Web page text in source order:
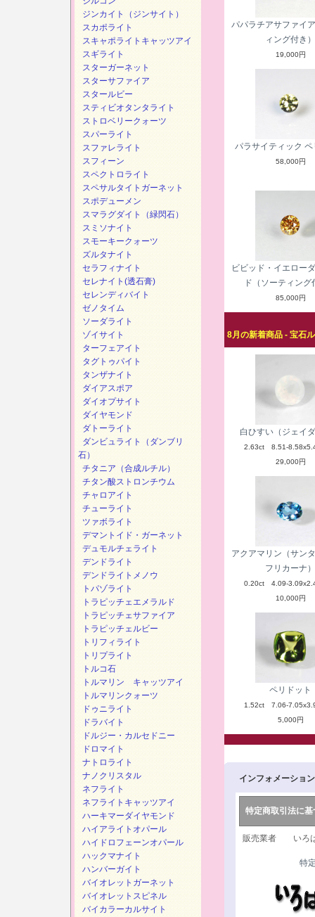
パパラチアサファイ
ィング付き）
19,000円
パラサイティック ペ
58,000円
ビビッド・イエロー
ド（ソーティング
85,000円
8月の新着商品 - 宝石
白ひすい（ジェイ
2.63ct 8.51-
29,000円
アクアマリン（サン
フリカーナ）
0.20ct 4.09-
10,000円
ペリドット
1.52ct 7.06-
5,000円
インフォメーション
特定商取引法に基
販売業者 いろ
特
ジンカイト（ジンサイト）
スカポライト
スキャポライトキャッツアイ
スギライト
スターガーネット
スターサファイア
スタールビー
スティビオタンタライト
ストロベリークォーツ
スパーライト
スファレライト
スフィーン
スペクトロライト
スペサルタイトガーネット
スポデューメン
スマラグダイト（緑閃石）
スミソナイト
スモーキークォーツ
ズルタナイト
セラフィナイト
セレナイト(透石膏)
セレンディバイト
ゼノタイム
ソーダライト
ゾイサイト
ターフェアイト
タグトゥパイト
タンザナイト
ダイアスポア
ダイオプサイト
ダイヤモンド
ダトーライト
ダンビュライト（ダンブリ
石）
チタニア（合成ルチル）
チタン酸ストロンチウム
チャロアイト
チューライト
ツァボライト
デマントイド・ガーネット
デュモルチェライト
デンドライト
デンドライトメノウ
トパゾライト
トラピッチェエメラルド
トラピッチェサファイア
トラピッチェルビー
トリフィライト
トリプライト
トルコ石
トルマリン キャッツアイ
トルマリンクォーツ
ドゥニライト
ドラバイト
ドルジー・カルセドニー
ドロマイト
ナトロライト
ナノクリスタル
ネフライト
ネフライトキャッツアイ
ハーキマーダイヤモンド
ハイアライトオパール
ハイドロフェーンオパール
ハックマナイト
ハンバーガイト
バイオレットガーネット
バイオレットスピネル
バイカラーカルサイト